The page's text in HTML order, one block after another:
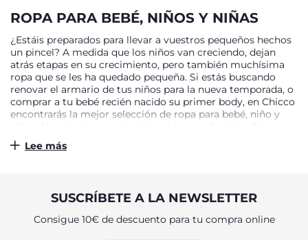
ROPA PARA BEBÉ, NIÑOS Y NIÑAS
¿Estáis preparados para llevar a vuestros pequeños hechos
un pincel? A medida que los niños van creciendo, dejan
atrás etapas en su crecimiento, pero también muchísima
ropa que se les ha quedado pequeña. Si estás buscando
renovar el armario de tus niños para la nueva temporada, o
comprar a tu bebé recién nacido su primer body, en Chicco
encontrarás la mejor selección de ropa para bebé, niño y
niñas. No esperes a que la ropa se les quede pequeña y
descubre en Chicco todo nuestro catálogo de ropa para los
más pequeños de la mejor calidad y al mejor precio.
CALIDAD
Ya sean un par de pantalones, un jersey de punto, una
Lee más
SUSCRÍBETE A LA NEWSLETTER
Consigue 10€ de descuento para tu compra online